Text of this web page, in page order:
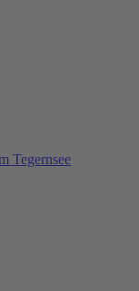
Tegernsee